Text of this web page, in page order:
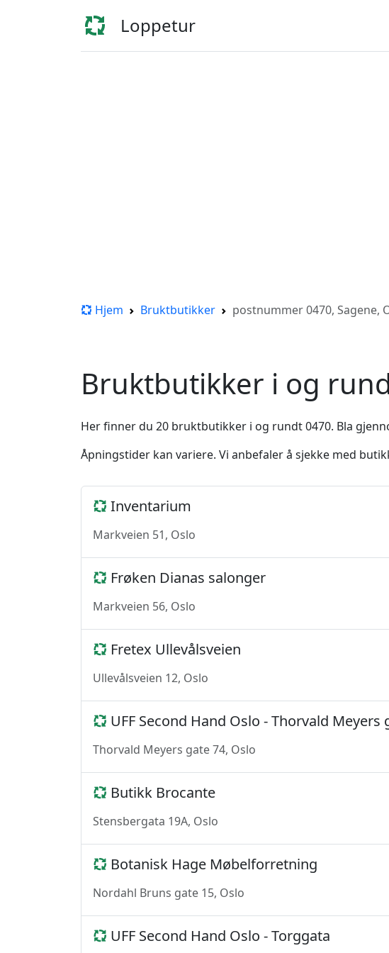
Loppetur
Hjem Bruktbutikker postnummer 0470, Sagene,
Bruktbutikker i og
Her finner du 20 bruktbutikker i og rundt 0470. Bla
Åpningstider kan variere. Vi anbefaler å sjekke med
Inventarium
Markveien 51, Oslo
Frøken Dianas salonger
Markveien 56, Oslo
Fretex Ullevålsveien
Ullevålsveien 12, Oslo
UFF Second Hand Oslo - Thorvald Meyers
Thorvald Meyers gate 74, Oslo
Butikk Brocante
Stensbergata 19A, Oslo
Botanisk Hage Møbelforretning
Nordahl Bruns gate 15, Oslo
UFF Second Hand Oslo - Torggata